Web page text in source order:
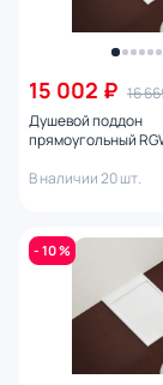
15 002 ₽ 16
Душевой поддон
прямоугольный
В наличии 20 шт.
- 10 %